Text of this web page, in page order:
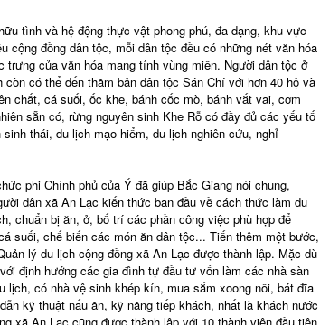
tình và hệ động thực vật phong phú, đa dạng, khu vực
cộng đồng dân tộc, mỗi dân tộc đều có những nét văn hóa
của văn hóa mang tính vùng miền. Người dân tộc ở
có thể đến thăm bản dân tộc Sán Chí với hơn 40 hộ và
chất, cá suối, ốc khe, bánh cốc mò, bánh vắt vai, cơm
sẵn có, rừng nguyên sinh Khe Rỗ có đầy đủ các yếu tố
thái, du lịch mạo hiểm, du lịch nghiên cứu, nghỉ
phi Chính phủ của Ý đã giúp Bắc Giang nói chung,
dân xã An Lạc kiến thức ban đầu về cách thức làm du
chuẩn bị ăn, ở, bố trí các phần công việc phù hợp để
suối, chế biến các món ăn dân tộc... Tiến thêm một bước,
lý du lịch cộng đồng xã An Lạc được thành lập. Mặc dù
định hướng các gia đình tự đầu tư vốn làm các nhà sàn
lịch, có nhà vệ sinh khép kín, mua sắm xoong nồi, bát đĩa
kỹ thuật nấu ăn, kỹ năng tiếp khách, nhất là khách nước